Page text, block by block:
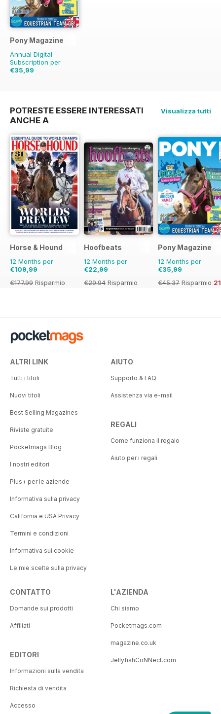
Pony Magazine
Annual Digital
Subscription per
€35,99
POTRESTE ESSERE INTERESSATI
ANCHE A
Visualizza tutti
Horse & Hound
12 Months per
€109,99
€177.99 Risparmio
Hoofbeats
12 Months per
€22,99
€29.94 Risparmio
Pony Magazine
12 Months per
€35,99
€45.37 Risparmio
ALTRI LINK
Tutti i titoli
Nuovi titoli
Best Selling Magazines
Riviste gratuite
Pocketmags Blog
I nostri editori
Plus+ per le aziende
Informativa sulla privacy
California e USA Privacy
Termini e condizioni
Informativa sui cookie
Le mie scelte sulla privacy
AIUTO
Supporto & FAQ
Assistenza via e-mail
REGALI
Come funziona il regalo
Aiuto per i regali
CONTATTO
Domande sui prodotti
Affiliati
EDITORI
Informazioni sulla vendita
Richiesta di vendita
Accesso
L'AZIENDA
Chi siamo
Pocketmags.com
magazine.co.uk
JellyfishCoNNect.com